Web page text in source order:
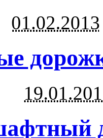
01.02.2013